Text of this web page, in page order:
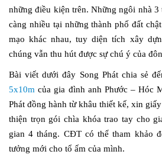
những điều kiện trên. Những ngôi nhà 3
càng nhiều tại những thành phố đất
mạo khác nhau, tuy diện tích xây
chúng vẫn thu hút được sự chú ý của
Bài viết dưới đây Song Phát chia sẻ
5x10m của gia đình anh Phước – Hóc
Phát đồng hành từ khâu thiết kế, xin
thiện trọn gói chìa khóa trao tay cho
gian 4 tháng. CĐT có thể tham khảo
tưởng mới cho tổ ấm của mình.